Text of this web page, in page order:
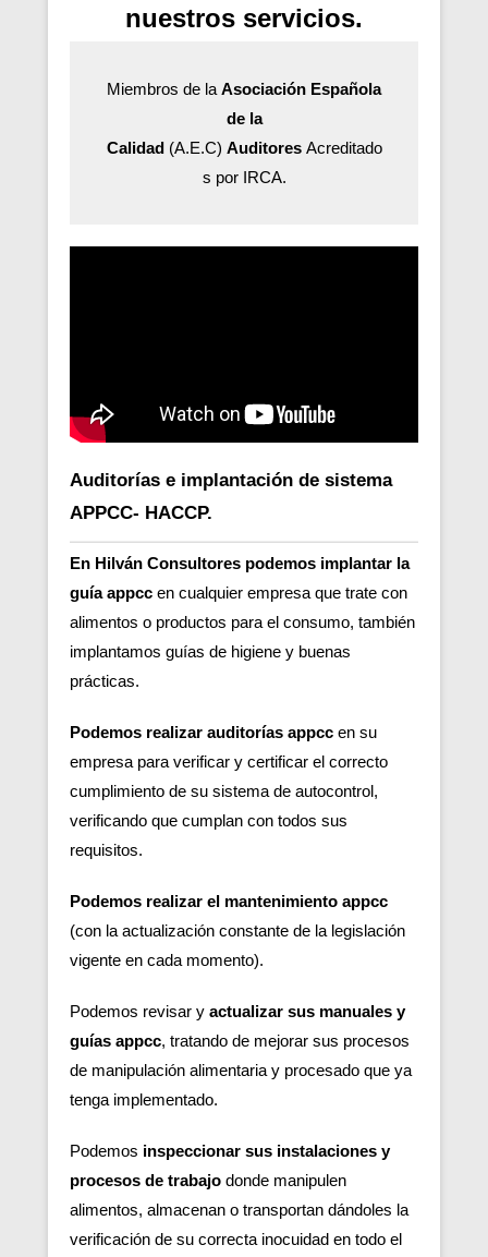
nuestros servicios.
Miembros de la Asociación Española
de la
Calidad(A.E.C) AuditoresAcreditado
s por IRCA.
Auditorías e implantación de sistema
APPCC- HACCP.
En Hilván Consultores podemos implantar la
guía appcc en cualquier empresa que trate con
alimentos o productos para el consumo, también
implantamos guías de higiene y buenas
prácticas.
Podemos realizar auditorías appcc en su
empresa para verificar y certificar el correcto
cumplimiento de su sistema de autocontrol,
verificando que cumplan con todos sus
requisitos.
Podemos realizar el mantenimiento appcc
(con la actualización constante de la legislación
vigente en cada momento).
Podemos revisar y actualizar sus manuales y
guías appcc, tratando de mejorar sus procesos
de manipulación alimentaria y procesado que ya
tenga implementado.
Podemos inspeccionar sus instalaciones y
procesos de trabajo donde manipulen
alimentos, almacenan o transportan dándoles la
verificación de su correcta inocuidad en todo el